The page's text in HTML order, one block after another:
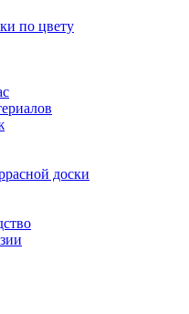
по цвету
доски